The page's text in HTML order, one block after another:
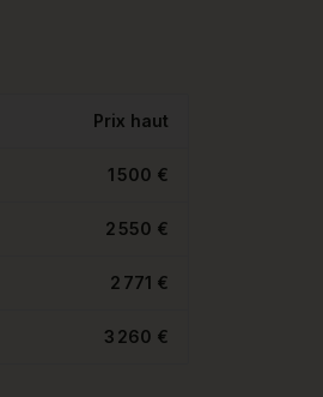
Prix haut
1 500 €
2 550 €
2 771 €
3 260 €